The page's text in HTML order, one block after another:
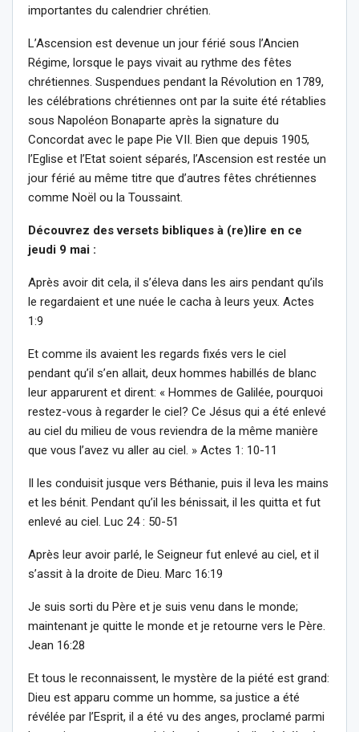
importantes du calendrier chrétien.
L’Ascension est devenue un jour férié sous l’Ancien
Régime, lorsque le pays vivait au rythme des fêtes
chrétiennes. Suspendues pendant la Révolution en 1789,
les célébrations chrétiennes ont par la suite été rétablies
sous Napoléon Bonaparte après la signature du
Concordat avec le pape Pie VII. Bien que depuis 1905,
l’Eglise et l’Etat soient séparés, l’Ascension est restée un
jour férié au même titre que d’autres fêtes chrétiennes
comme Noël ou la Toussaint.
Découvrez des versets bibliques à (re)lire en ce
jeudi 9 mai :
Après avoir dit cela, il s’éleva dans les airs pendant qu’ils
le regardaient et une nuée le cacha à leurs yeux. Actes
1:9
Et comme ils avaient les regards fixés vers le ciel
pendant qu’il s’en allait, deux hommes habillés de blanc
leur apparurent et dirent: « Hommes de Galilée, pourquoi
restez-vous à regarder le ciel? Ce Jésus qui a été enlevé
au ciel du milieu de vous reviendra de la même manière
que vous l’avez vu aller au ciel. » Actes 1: 10-11
Il les conduisit jusque vers Béthanie, puis il leva les mains
et les bénit. Pendant qu’il les bénissait, il les quitta et fut
enlevé au ciel. Luc 24 : 50-51
Après leur avoir parlé, le Seigneur fut enlevé au ciel, et il
s’assit à la droite de Dieu. Marc 16:19
Je suis sorti du Père et je suis venu dans le monde;
maintenant je quitte le monde et je retourne vers le Père.
Jean 16:28
Et tous le reconnaissent, le mystère de la piété est grand:
Dieu est apparu comme un homme, sa justice a été
révélée par l’Esprit, il a été vu des anges, proclamé parmi